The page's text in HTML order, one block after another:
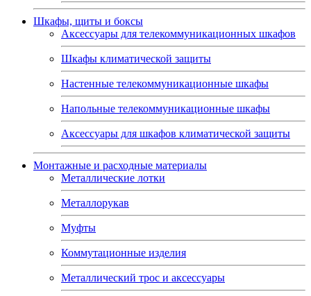
Шкафы, щиты и боксы
Аксессуары для телекоммуникационных шкафов
Шкафы климатической защиты
Настенные телекоммуникационные шкафы
Напольные телекоммуникационные шкафы
Аксессуары для шкафов климатической защиты
Монтажные и расходные материалы
Металлические лотки
Металлорукав
Муфты
Коммутационные изделия
Металлический трос и аксессуары